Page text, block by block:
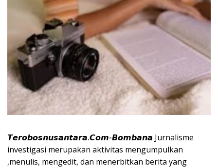
𝙏𝙚𝙧𝙤𝙗𝙤𝙨𝙣𝙪𝙨𝙖𝙣𝙩𝙖𝙧𝙖.𝘾𝙤𝙢-𝘽𝙤𝙢𝙗𝙖𝙣𝙖 Jurnalisme
investigasi merupakan aktivitas mengumpulkan
,menulis, mengedit, dan menerbitkan berita yang